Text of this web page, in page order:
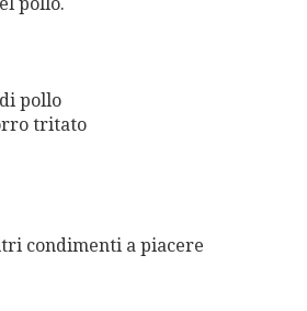
pollo
tritato
condimenti a piacere